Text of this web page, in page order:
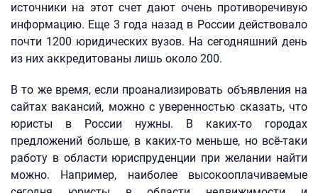
источники на этот счет дают очень противоречивую
информацию. Еще 3 года назад в России действовало
почти 1200 юридических вузов. На сегодняшний день
из них аккредитованы лишь около 200.
В то же время, если проанализировать объявления на
сайтах вакансий, можно с уверенностью сказать, что
юристы в России нужны. В каких-то городах
предложений больше, в каких-то меньше, но всё-таки
работу в области юриспруденции при желании найти
можно. Например, наиболее высокооплачиваемые